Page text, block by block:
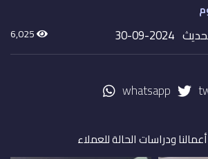
09-30
whatsapp
ودراسات الحالة للعملاء